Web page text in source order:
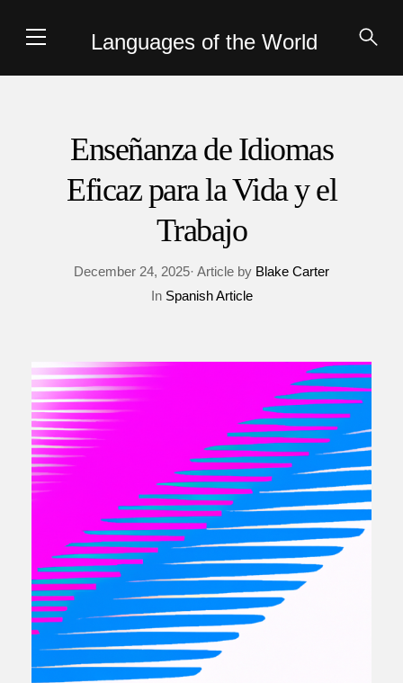
Languages of the World
Enseñanza de Idiomas
Eficaz para la Vida y el
Trabajo
December 24, 2025· Article by Blake Carter
In Spanish Article